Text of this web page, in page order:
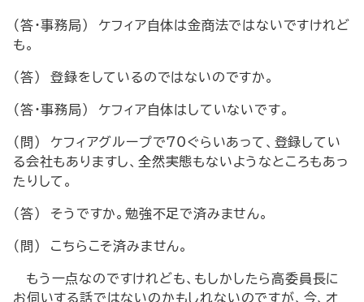
（答・事務局） ケフィア自体は金商法ではないですけれど
も。
（答） 登録をしているのではないのですか。
（答・事務局） ケフィア自体はしていないです。
（問） ケフィアグループで70ぐらいあって、登録してい
る会社もありますし、全然実態もないようなところもあっ
たりして。
（答） そうですか。勉強不足で済みません。
（問） こちらこそ済みません。
もう一点なのですけれども、もしかしたら高委員長に
お伺いする話ではないのかもしれないのですが、今、オ